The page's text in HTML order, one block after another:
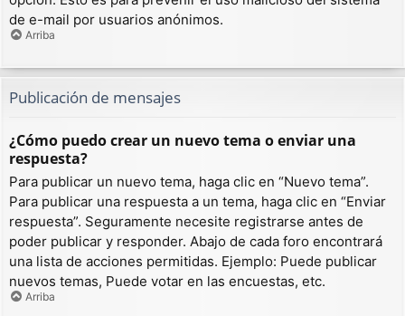
de e-mail por usuarios anónimos.
Arriba
Publicación de mensajes
¿Cómo puedo crear un nuevo tema o enviar una
respuesta?
Para publicar un nuevo tema, haga clic en “Nuevo tema”.
Para publicar una respuesta a un tema, haga clic en “Enviar
respuesta”. Seguramente necesite registrarse antes de
poder publicar y responder. Abajo de cada foro encontrará
una lista de acciones permitidas. Ejemplo: Puede publicar
nuevos temas, Puede votar en las encuestas, etc.
Arriba